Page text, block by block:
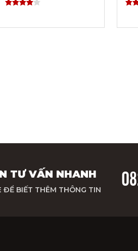
TƯ VẤN NHANH
ĐỂ BIẾT THÊM THÔNG TIN